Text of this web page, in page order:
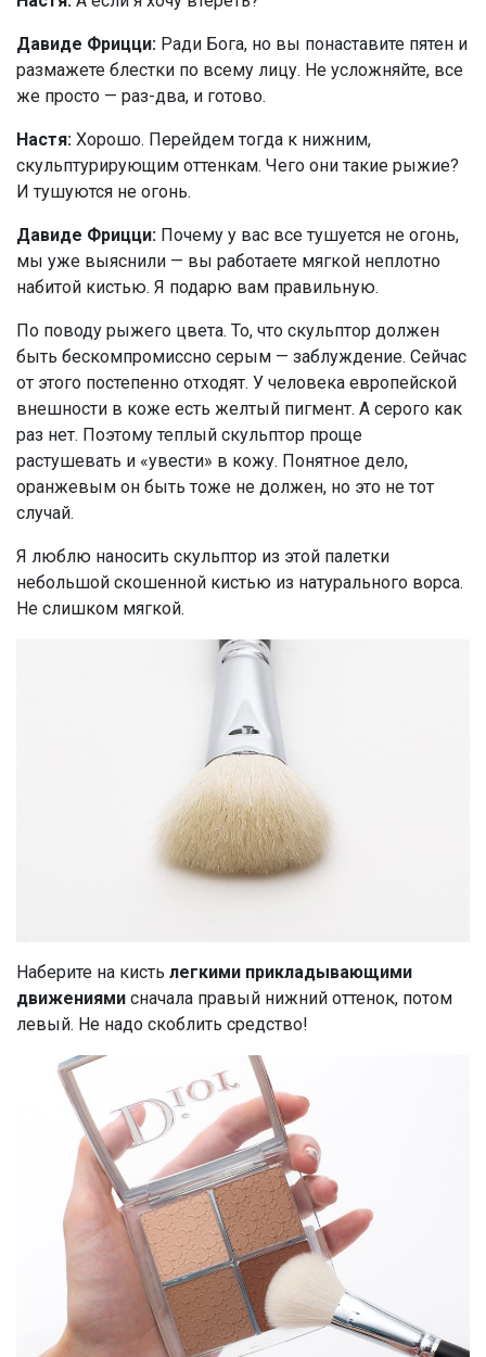
Давиде Фрицци: Ради Бога, но вы понаставите пятен и
размажете блестки по всему лицу. Не усложняйте, все
же просто — раз-два, и готово.
Настя: Хорошо. Перейдем тогда к нижним,
скульптурирующим оттенкам. Чего они такие рыжие?
И тушуются не огонь.
Давиде Фрицци: Почему у вас все тушуется не огонь,
мы уже выяснили — вы работаете мягкой неплотно
набитой кистью. Я подарю вам правильную.
По поводу рыжего цвета. То, что скульптор должен
быть бескомпромиссно серым — заблуждение. Сейчас
от этого постепенно отходят. У человека европейской
внешности в коже есть желтый пигмент. А серого как
раз нет. Поэтому теплый скульптор проще
растушевать и «увести» в кожу. Понятное дело,
оранжевым он быть тоже не должен, но это не тот
случай.
Я люблю наносить скульптор из этой палетки
небольшой скошенной кистью из натурального ворса.
Не слишком мягкой.
Наберите на кисть легкими прикладывающими
движениями сначала правый нижний оттенок, потом
левый. Не надо скоблить средство!